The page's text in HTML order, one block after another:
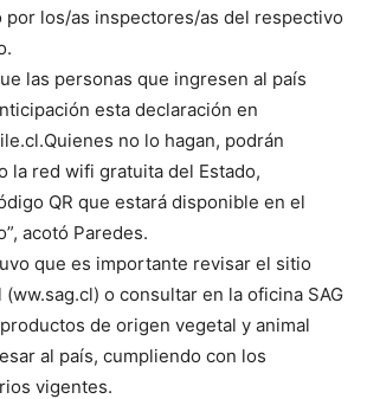
por los/as inspectores/as del respectivo
las personas que ingresen al país
esta declaración en
no lo hagan, podrán
la red wifi gratuita del Estado,
QR que estará disponible en el
acotó Paredes.
que es importante revisar el sitio
o consultar en la oficina SAG
de origen vegetal y animal
al país, cumpliendo con los
vigentes.